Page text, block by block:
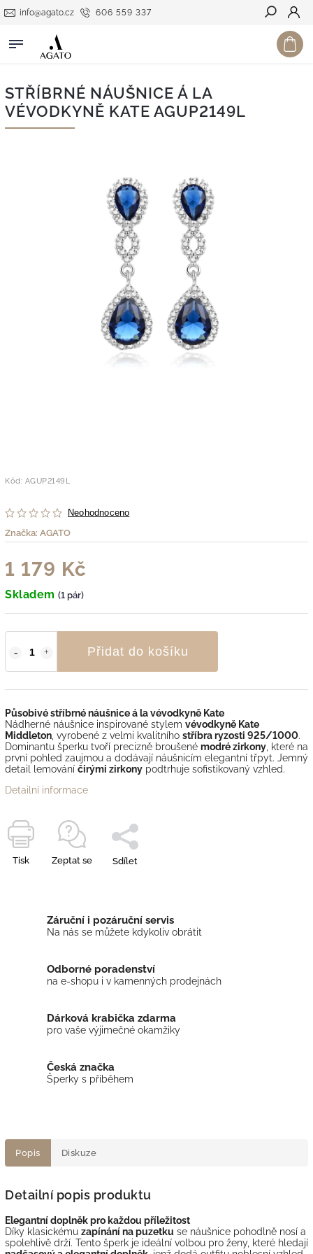
606 559 337
info@agato.cz
Hledat
STŘÍBRNÉ NÁUŠNICE Á LA
VÉVODKYNĚ KATE AGUP2149L
Kód: AGUP2149L
Neohodnoceno
Značka: AGATO
1 179 Kč
Skladem (1 pár)
Přidat do košíku
Působivé stříbrné náušnice á la vévodkyně Kate
Nádherné náušnice inspirované stylem vévodkyně Kate
Middleton , vyrobené z velmi kvalitního stříbra ryzosti 925/1000.
Dominantu šperku tvoří precizně broušené modré zirkony , které na
první pohled zaujmou a dodávají náušnicím elegantní třpyt. Jemný
detail lemování čirými zirkony podtrhuje sofistikovaný vzhled.
Detailní informace
Tisk Zeptat se Sdílet
Záruční i pozáruční servis
Na nás se můžete kdykoliv obrátit
Odborné poradenství
na e-shopu i v kamenných prodejnách
Dárková krabička zdarma
pro vaše výjimečné okamžiky
Česká značka
Šperky s příběhem
Popis Diskuze
Detailní popis produktu
Elegantní doplněk pro každou příležitost
Díky klasickému zapínání na puzetku se náušnice pohodlně nosí a
spolehlivě drží. Tento šperk je ideální volbou pro ženy, které hledají